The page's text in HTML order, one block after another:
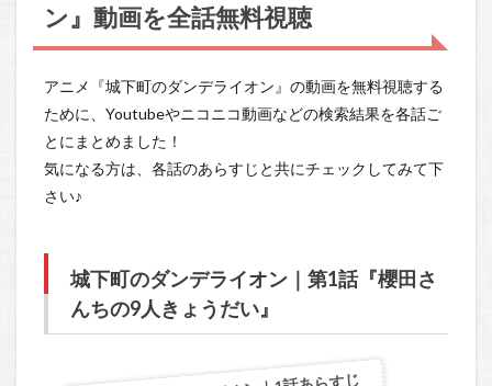
ン』動画を全話無料視聴
アニメ『城下町のダンデライオン』の動画を無料視聴する
ために、Youtubeやニコニコ動画などの検索結果を各話ご
とにまとめました！
気になる方は、各話のあらすじと共にチェックしてみて下
さい♪
城下町のダンデライオン｜第1話『櫻田さ
んちの9人きょうだい』